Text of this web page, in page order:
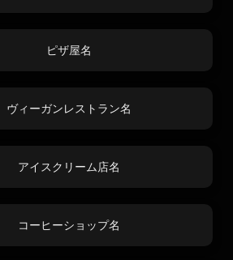
ピザ屋名
ヴィーガンレストラン名
アイスクリーム店名
コーヒーショップ名